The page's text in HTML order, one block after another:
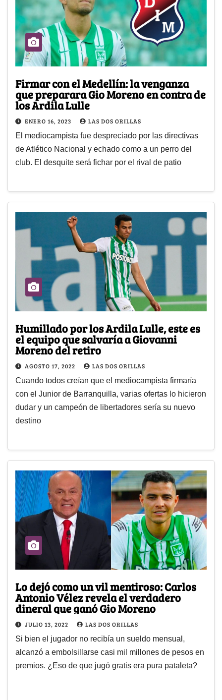
Firmar con el Medellín: la venganza
que preparara Gio Moreno en contra de
los Ardila Lulle
ENERO 16, 2023 LAS DOS ORILLAS
El mediocampista fue despreciado por las directivas
de Atlético Nacional y echado como a un perro del
club. El desquite será fichar por el rival de patio
Humillado por los Ardila Lulle, este es
el equipo que salvaría a Giovanni
Moreno del retiro
AGOSTO 17, 2022 LAS DOS ORILLAS
Cuando todos creían que el mediocampista firmaría
con el Junior de Barranquilla, varias ofertas lo hicieron
dudar y un campeón de libertadores sería su nuevo
destino
Lo dejó como un vil mentiroso: Carlos
Antonio Vélez revela el verdadero
dineral que ganó Gio Moreno
JULIO 13, 2022 LAS DOS ORILLAS
Si bien el jugador no recibía un sueldo mensual,
alcanzó a embolsillarse casi mil millones de pesos en
premios. ¿Eso de que jugó gratis era pura pataleta?